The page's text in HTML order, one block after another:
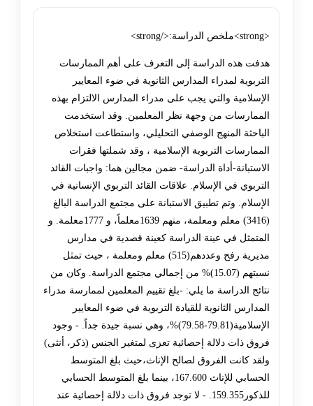
<strong>ملخص الدراسة:</strong>
هدفت هذه الدراسة إلى التعرف على أهم الممارسات
التربوية لمدراء المدارس الثانوية في ضوء المعايير
الإسلامية والتي يجب على مدراء المدارس الالتزام بهذه
الممارسات من وجهة نظر المعلمين. وقد استخدمت
الباحثة المنهج الوصفي التحليلي، واستطاعت استخلاص
الممارسات التربوية الإسلامية ، وقد شملتها فقرات
الاستبانة-أداة الدراسة- ضمن مجالين هما: واجبات القائد
التربوي في الإسلام. علاقات القائد التربوي الإنسانية في
الإسلام. وتم تطبيق الاستبانة على مجتمع الدراسة البالغ
(3416) معلم ومعلمة، منهم 1639معلماً، و 1777معلمة. و
المتمثل في عينة الدراسة كعينة قصدية في مدارس
مديرية رفح وعددهم(515) معلم ومعلمة ، حيث تمثل
نسبتهم (15.07)% من إجمالي مجتمع الدراسة. وكان من
نتائج الدراسة ما يلي: -بلغ تقييم المعلمين لممارسة مدراء
المدارس الثانوية للقيادة التربوية في ضوء المعايير
الإسلامية(79.81-79.58)%، وهي نسبة جيدة جداً. - وجود
فروق ذات دلالة إحصائية تعزى لمتغير الجنس (ذكر، أنثى)
ولقد كانت الفروق لصالح الإناث،حيث بلغ المتوسط
الحسابي للإناث 167.600، بينما بلغ المتوسط الحسابي
للذكور159.355. - لا توجد فروق ذات دلالة إحصائية عند